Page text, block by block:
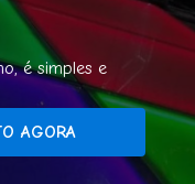
é simples e
AGORA